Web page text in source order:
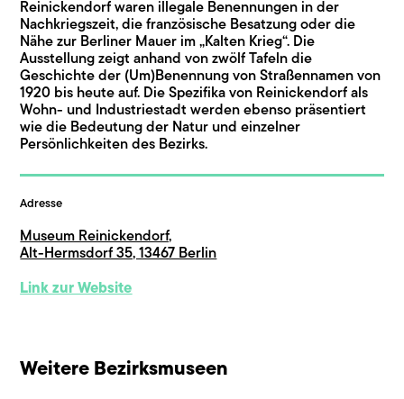
Reinickendorf waren illegale Benennungen in der
Nachkriegszeit, die französische Besatzung oder die
Nähe zur Berliner Mauer im „Kalten Krieg“. Die
Ausstellung zeigt anhand von zwölf Tafeln die
Geschichte der (Um)Benennung von Straßennamen von
1920 bis heute auf. Die Spezifika von Reinickendorf als
Wohn- und Industriestadt werden ebenso präsentiert
wie die Bedeutung der Natur und einzelner
Persönlichkeiten des Bezirks.
Adresse
Museum Reinickendorf,
Alt-Hermsdorf 35, 13467 Berlin
Link zur Website
Weitere Bezirksmuseen